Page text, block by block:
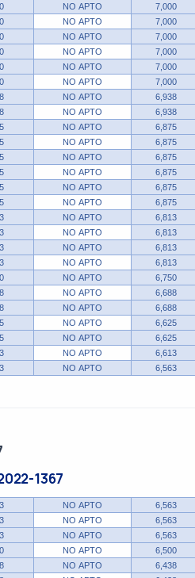
NO APTO
7,000
NO APTO
7,000
NO APTO
7,000
NO APTO
7,000
NO APTO
7,000
NO APTO
7,000
NO APTO
6,938
NO APTO
6,938
NO APTO
6,875
NO APTO
6,875
NO APTO
6,875
NO APTO
6,875
NO APTO
6,875
NO APTO
6,875
NO APTO
6,813
NO APTO
6,813
NO APTO
6,813
NO APTO
6,813
NO APTO
6,750
NO APTO
6,688
NO APTO
6,688
NO APTO
6,625
NO APTO
6,625
NO APTO
6,613
NO APTO 6,563
1367
NO APTO
6,563
NO APTO
6,563
NO APTO
6,563
NO APTO
6,500
NO APTO
6,438